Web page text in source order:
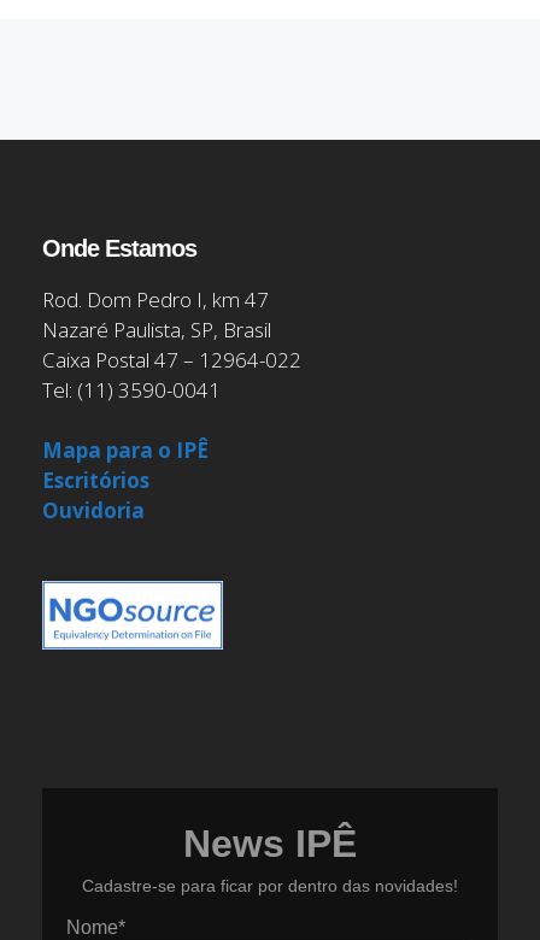
Onde Estamos
Rod. Dom Pedro I, km 47
Nazaré Paulista, SP, Brasil
Caixa Postal 47 – 12964-022
Tel: (11) 3590-0041
Mapa para o IPÊ
Escritórios
Ouvidoria
News IPÊ
Cadastre-se para ficar por dentro das novidades!
Nome*